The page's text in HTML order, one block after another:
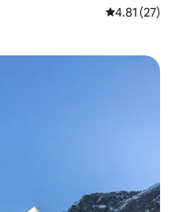
平均评分
4.81 (27)